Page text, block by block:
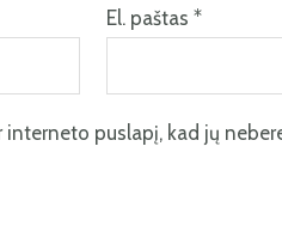
El. paštas*
puslapį, kad jų